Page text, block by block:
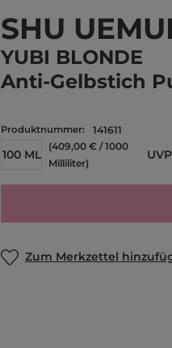
SHU
YUBI BLONDE
Anti-Gelbstich
Produktnummer: 141611
100 ML
(409,00 € / 1000
Milliliter)
UVP
Zum Merkzettel